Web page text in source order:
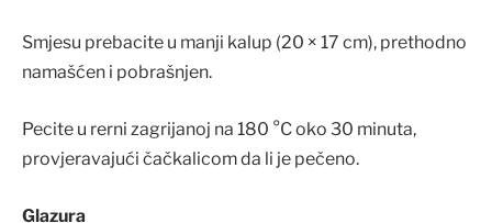
Smjesu prebacite u manji kalup (20 × 17 cm), prethodno
namašćen i pobrašnjen.
Pecite u rerni zagrijanoj na 180 °C oko 30 minuta,
provjeravajući čačkalicom da li je pečeno.
Glazura